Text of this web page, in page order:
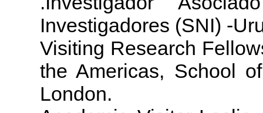
Investigadores (SNI) -
Visiting Research
the Americas, School
London.